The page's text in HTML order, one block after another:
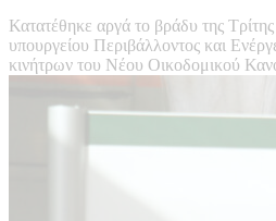
Κατατέθηκε αργά το βράδυ της
υπουργείου Περιβάλλοντος και
κινήτρων του Νέου Οικοδομικού